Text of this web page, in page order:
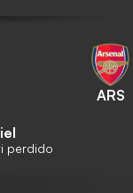
ARS
perdido